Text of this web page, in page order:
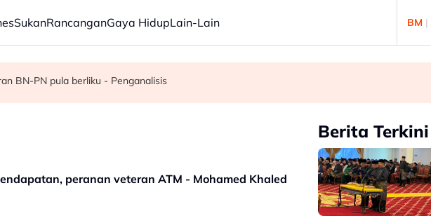
SukanRancanganGaya HidupLain-Lain BM |
Negeri Sembilan
Malaysia Airlines
BN-PN pula berliku - Penganalisis
peranan veteran ATM - Mohamed Khaled
Berita Terkini